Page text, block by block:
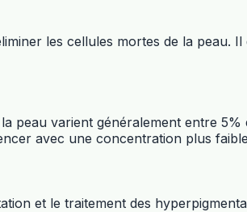
les cellules mortes de la
peau varient généralement entre
avec une concentration plus
et le traitement des